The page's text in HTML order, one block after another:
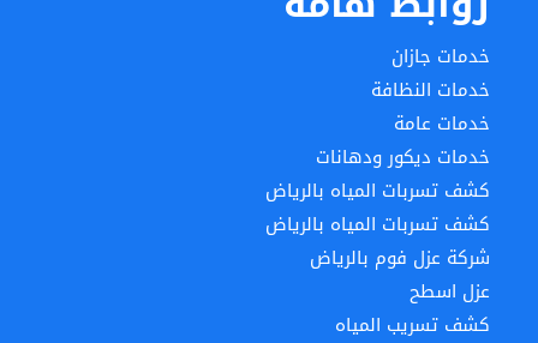
خدمات جازان
خدمات النظافة
خدمات عامة
خدمات ديكور ودهانات
كشف تسربات المياه بالرياض
كشف تسربات المياه بالرياض
شركة عزل فوم بالرياض
عزل اسطح
كشف تسريب المياه